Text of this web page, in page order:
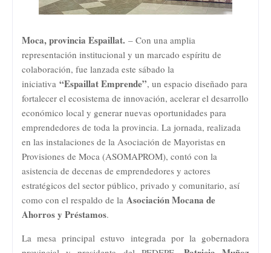
Moca, provincia Espaillat. – Con una amplia
representación institucional y un marcado espíritu de
colaboración, fue lanzada este sábado la
iniciativa “Espaillat Emprende”, un espacio diseñado para
fortalecer el ecosistema de innovación, acelerar el desarrollo
económico local y generar nuevas oportunidades para
emprendedores de toda la provincia. La jornada, realizada
en las instalaciones de la Asociación de Mayoristas en
Provisiones de Moca (ASOMAPROM), contó con la
asistencia de decenas de emprendedores y actores
estratégicos del sector público, privado y comunitario, así
como con el respaldo de la Asociación Mocana de
Ahorros y Préstamos.
La mesa principal estuvo integrada por la gobernadora